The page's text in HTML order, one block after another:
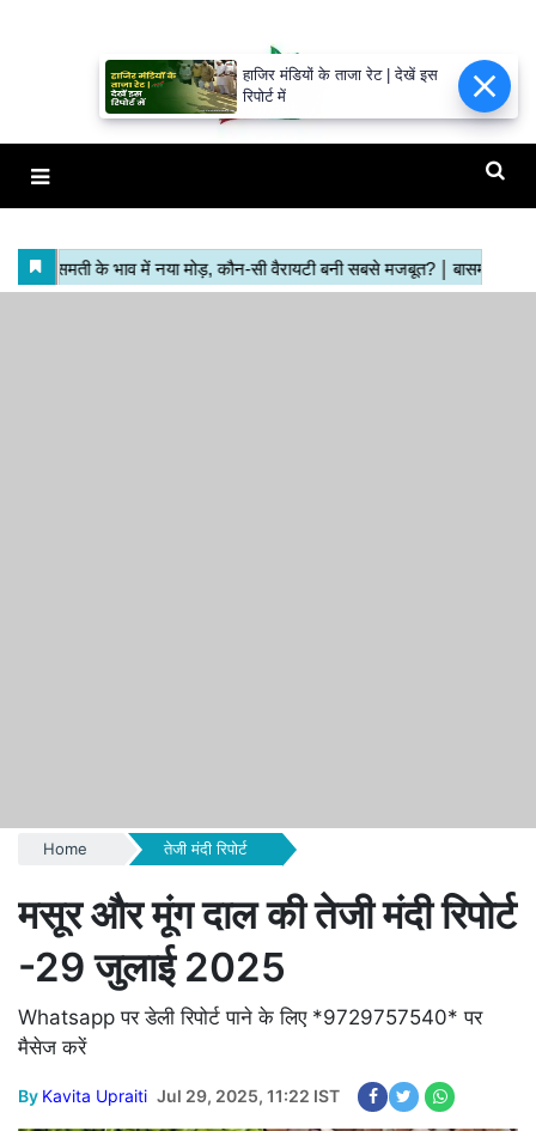
Home तेजी मंदी रिपोर्ट
मसूर और मूंग दाल की तेजी मंदी रिपोर्ट
-29 जुलाई 2025
Whatsapp पर डेली रिपोर्ट पाने के लिए *9729757540* पर
मैसेज करें
By Kavita Upraiti Jul 29, 2025, 11:22 IST
हाजिर मंडियों के ताजा रेट | देखें इस
रिपोर्ट में